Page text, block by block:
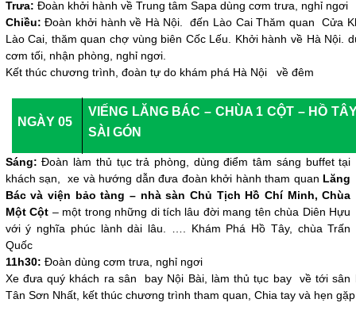
Trưa: Đoàn khởi hành về Trung tâm Sapa dùng cơm trưa, nghỉ ngơi
Chiều: Đoàn khởi hành về Hà Nội. đến Lào Cai Thăm quan Cửa
Lào Cai, thăm quan chợ vùng biên Cốc Lếu. Khởi hành về Hà Nội.
cơm tối, nhận phòng, nghỉ ngơi.
Kết thúc chương trình, đoàn tự do khám phá Hà Nội về đêm
NGÀY 05
VIẾNG LĂNG BÁC – CHÙA 1 CỘT – HỒ
SÀI GÓN
Sáng:Đoàn làm thủ tục trả phòng, dùng điểm tâm sáng buffet tại
khách sạn,xe và hướng dẫn đưa đoàn khởi hành tham quan Lăng
Bác và viện bảo tàng – nhà sàn Chủ Tịch Hồ Chí Minh, Chùa
Một Cột – một trong những di tích lâu đời mang tên chùa Diên Hựu
với ý nghĩa phúc lành dài lâu. …. Khám Phá Hồ Tây, chùa Trấn
Quốc
11h30: Đoàn dùng cơm trưa, nghỉ ngơi
Xe đưa quý khách ra sân bay Nội Bài, làm thủ tục bay về tới sân
Tân Sơn Nhất, kết thúc chương trình tham quan, Chia tay và hẹn